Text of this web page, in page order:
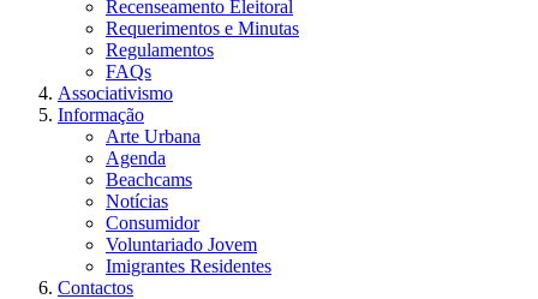
Recenseamento Eleitoral
Requerimentos e Minutas
Regulamentos
FAQs
Associativismo
Informação
Arte Urbana
Agenda
Beachcams
Notícias
Consumidor
Voluntariado Jovem
Imigrantes Residentes
Contactos